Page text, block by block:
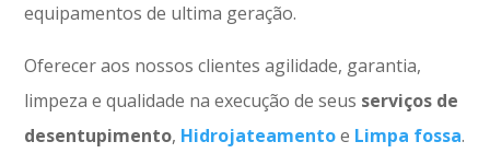
equipamentos de ultima geração.
Oferecer aos nossos clientes agilidade, garantia,
limpeza e qualidade na execução de seus serviços de
desentupimento, Hidrojateamentoe Limpa fossa.